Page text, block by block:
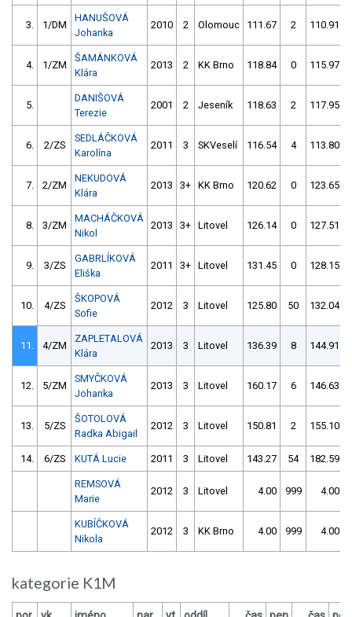
3. 1/DM
HANUŠOVÁ
Johanka
2010 2 Olomouc 111.67 2 110.91
4. 1/ZM
ŠAMÁNKOVÁ
Klára
2013 2 KK Brno 118.84 0 115.97
5.
DANIŠOVÁ
Terezie
2001 2 Jeseník 118.63 2 117.95
6. 2/ZS
SEDLÁČKOVÁ
Karolína
2011 3 SKVeselí 116.54 4 113.80
7. 2/ZM
NEKUDOVÁ
Klára
2013 3+ KK Brno 120.62 0 123.65
8. 3/ZM
MACHÁČKOVÁ
Nikol
2013 3+ Litovel 126.14 0 127.51
9. 3/ZS
GABRLÍKOVÁ
Eliška
2011 3+ Litovel 131.45 0 128.15
10. 4/ZS
ŠKOPOVÁ
Sofie
2012 3 Litovel 125.80 50 132.04
11. 4/ZM
ZAPLETALOVÁ
Klára
2013 3 Litovel 136.39 8 144.91
12. 5/ZM
SMYČKOVÁ
Johanka
2013 3 Litovel 160.17 6 146.63
13. 5/ZS
ŠOTOLOVÁ
Radka Abigail
2012 3 Litovel 150.81 2 155.10
14. 6/ZS KUTÁ Lucie 2011 3 Litovel 143.27 54 182.59
REMSOVÁ
Marie
2012 3 Litovel 4.00 999 4.00
KUBÍČKOVÁ
Nikola
2012 3 KK Brno 4.00 999 4.00
kategorie K1M